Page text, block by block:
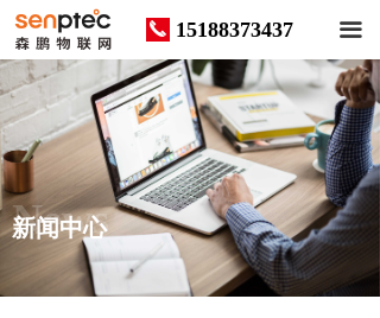
끀
끅 15188373437
News
新闻中心